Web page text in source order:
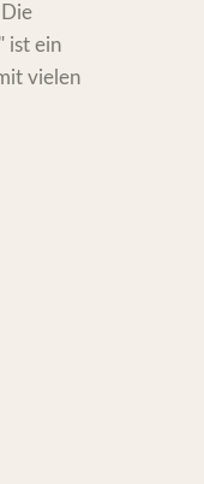
ist ein
vielen